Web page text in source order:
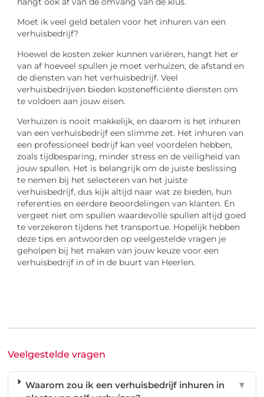
Moet ik veel geld betalen voor het inhuren van een
verhuisbedrijf?
Hoewel de kosten zeker kunnen variëren, hangt het er
van af hoeveel spullen je moet verhuizen, de afstand en
de diensten van het verhuisbedrijf. Veel
verhuisbedrijven bieden kostenefficiënte diensten om
te voldoen aan jouw eisen.
Verhuizen is nooit makkelijk, en daarom is het inhuren
van een verhuisbedrijf een slimme zet. Het inhuren van
een professioneel bedrijf kan veel voordelen hebben,
zoals tijdbesparing, minder stress en de veiligheid van
jouw spullen. Het is belangrijk om de juiste beslissing
te nemen bij het selecteren van het juiste
verhuisbedrijf, dus kijk altijd naar wat ze bieden, hun
referenties en eerdere beoordelingen van klanten. En
vergeet niet om spullen waardevolle spullen altijd goed
te verzekeren tijdens het transportue. Hopelijk hebben
deze tips en antwoorden op veelgestelde vragen je
geholpen bij het maken van jouw keuze voor een
verhuisbedrijf in of in de buurt van Heerlen.
Veelgestelde vragen
Waarom zou ik een verhuisbedrijf inhuren in
▼